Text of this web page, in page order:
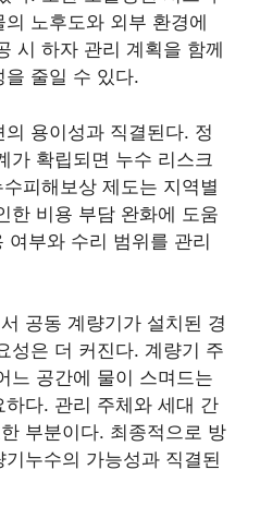
노후도와 외부 환경에
시 하자 관리 계획을 함께
줄일 수 있다.
용이성과 직결된다. 정
가 확립되면 누수 리스크
피해보상 제도는 지역별
한 비용 부담 완화에 도움
여부와 수리 범위를 관리
공동 계량기가 설치된 경
성은 더 커진다. 계량기 주
느 공간에 물이 스며드는
다. 관리 주체와 세대 간
부분이다. 최종적으로 방
누수의 가능성과 직결된